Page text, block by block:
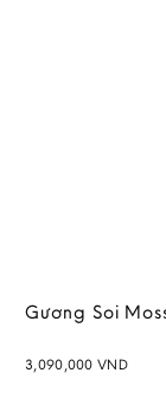
Gương Soi
3,090,000 VND